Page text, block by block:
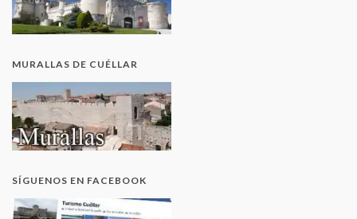
MURALLAS DE CUÉLLAR
SÍGUENOS EN FACEBOOK